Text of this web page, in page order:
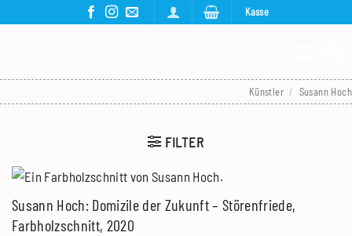
Kasse
Künstler / Susann Hoch
FILTER
Susann Hoch: Domizile der Zukunft – Störenfriede,
Farbholzschnitt, 2020